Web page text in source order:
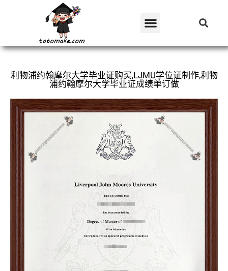
利物浦约翰摩尔大学毕业证购买,LJMU学位证制作,利物
浦约翰摩尔大学毕业证成绩单订做